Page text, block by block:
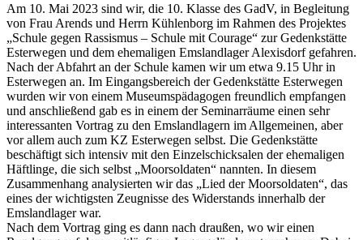
Am 10. Mai 2023 sind wir, die 10. Klasse des GadV, in Begleitung
von Frau Arends und Herrn Kühlenborg im Rahmen des Projektes
„Schule gegen Rassismus – Schule mit Courage“ zur Gedenkstätte
Esterwegen und dem ehemaligen Emslandlager Alexisdorf gefahren.
Nach der Abfahrt an der Schule kamen wir um etwa 9.15 Uhr in
Esterwegen an. Im Eingangsbereich der Gedenkstätte Esterwegen
wurden wir von einem Museumspädagogen freundlich empfangen
und anschließend gab es in einem der Seminarräume einen sehr
interessanten Vortrag zu den Emslandlagern im Allgemeinen, aber
vor allem auch zum KZ Esterwegen selbst. Die Gedenkstätte
beschäftigt sich intensiv mit den Einzelschicksalen der ehemaligen
Häftlinge, die sich selbst „Moorsoldaten“ nannten. In diesem
Zusammenhang analysierten wir das „Lied der Moorsoldaten“, das
eines der wichtigsten Zeugnisse des Widerstands innerhalb der
Emslandlager war.
Nach dem Vortrag ging es dann nach draußen, wo wir einen